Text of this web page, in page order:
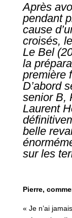
Après
pendant
cause
croisés,
Le Bel
la
première
D’abord
senior B,
Laurent
belle
sur les
Pierre,
« Je n’ai